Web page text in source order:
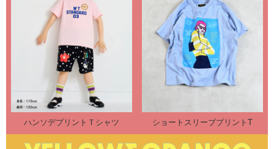
ハンソデプリントＴシャツ ショートスリーブプリントT